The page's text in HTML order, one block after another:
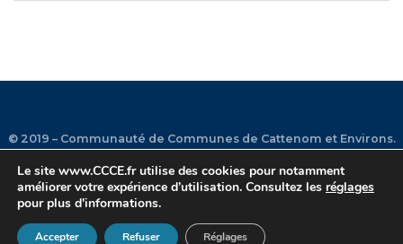
© 2019 – Communauté de Communes de Cattenom et Environs.
Plan du site • Mentions légales Facebook
Instagram
Le site www.CCCE.frutilise des cookies pour notamment
améliorer votre expérience d’utilisation. Consultez les réglages
pour plus d'informations.
Accepter Refuser Réglages